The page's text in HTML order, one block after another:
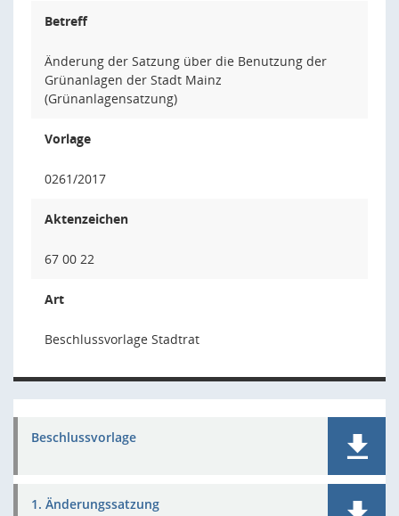
Betreff
Änderung der Satzung über die Benutzung der
Grünanlagen der Stadt Mainz
(Grünanlagensatzung)
Vorlage
0261/2017
Aktenzeichen
67 00 22
Art
Beschlussvorlage Stadtrat
Beschlussvorlage
1. Änderungssatzung